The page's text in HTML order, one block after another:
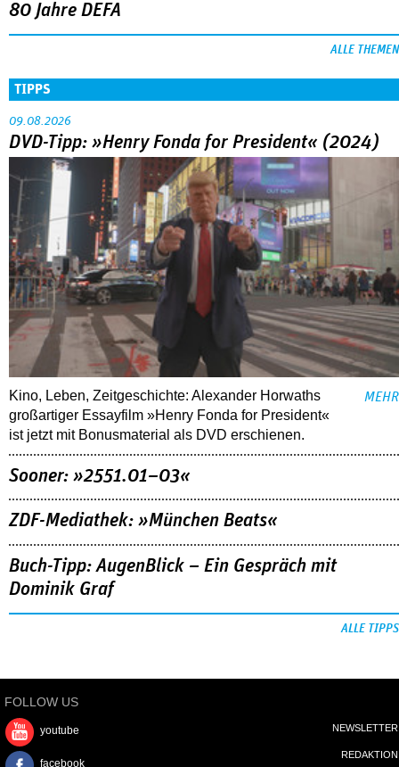
80 Jahre DEFA
ALLE THEMEN
TIPPS
09.08.2026
DVD-Tipp: »Henry Fonda for President« (2024)
Kino, Leben, Zeitgeschichte: Alexander Horwaths
großartiger Essayfilm »Henry Fonda for President«
ist jetzt mit Bonusmaterial als DVD erschienen.
MEHR
Sooner: »2551.01–03«
ZDF-Mediathek: »München Beats«
Buch-Tipp: AugenBlick – Ein Gespräch mit
Dominik Graf
ALLE TIPPS
FOLLOW US
youtube
facebook
NEWSLETTER
REDAKTION